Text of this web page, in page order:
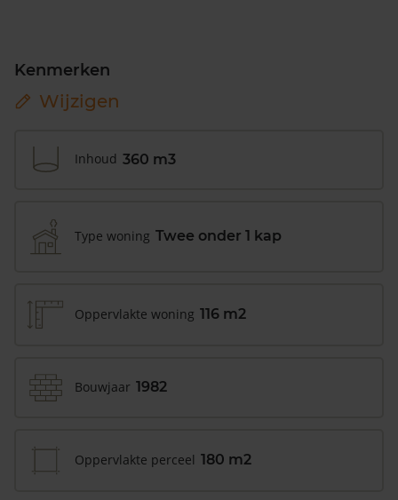
Kenmerken
Wijzigen
Inhoud 360 m3
Type woning Twee onder 1 kap
Oppervlakte woning 116 m2
Bouwjaar 1982
Oppervlakte perceel 180 m2